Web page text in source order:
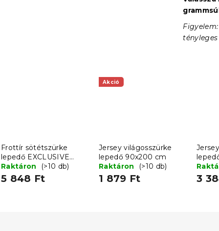
Frottír sötétszürke
lepedő EXCLUSIVE
200x220 cm
Raktáron (>10 db)
5 848 Ft
Akció
Jersey világosszürke
lepedő 90x200 cm
Raktáron
(>10 db)
1 879 Ft 3